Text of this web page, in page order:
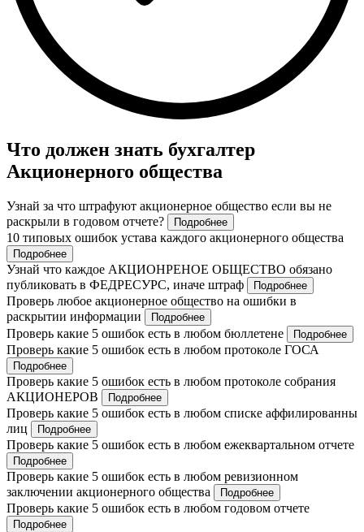
Что должен знать бухгалтер
Акционерного общества
Узнай за что штрафуют акционерное общество если вы не
раскрыли в годовом отчете?
Подробнее
10 типовых ошибок устава каждого акционерного общества
Подробнее
Узнай что каждое АКЦИОНРЕНОЕ ОБЩЕСТВО обязано
публиковать в ФЕДРЕСУРС, иначе штраф
Подробнее
Проверь любое акционерное общество на ошибки в
раскрытии информации
Подробнее
Проверь какие 5 ошибок есть в любом бюллетене Подробнее
Проверь какие 5 ошибок есть в любом протоколе ГОСА
Подробнее
Проверь какие 5 ошибок есть в любом протоколе собрания
АКЦИОНЕРОВ
Подробнее
Проверь какие 5 ошибок есть в любом списке аффилированны
лиц
Подробнее
Проверь какие 5 ошибок есть в любом ежеквартальном отчете
Подробнее
Проверь какие 5 ошибок есть в любом ревизионном
заключении акционерного общества
Подробнее
Проверь какие 5 ошибок есть в любом годовом отчете
Подробнее